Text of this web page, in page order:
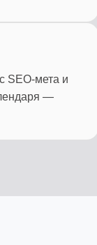
SEO-мета и
—